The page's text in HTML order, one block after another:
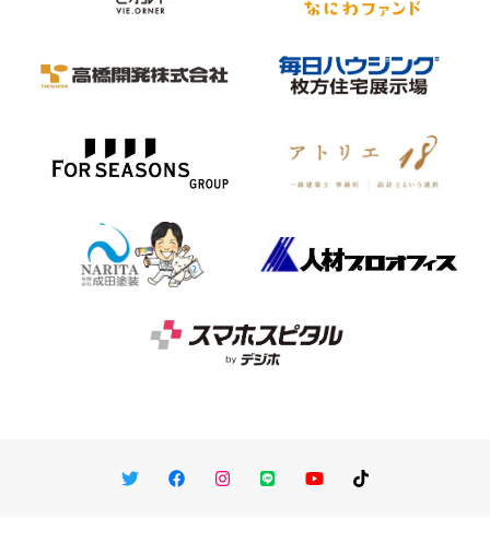
TwitterFacebookInstagram
LINE You TubeTikTok